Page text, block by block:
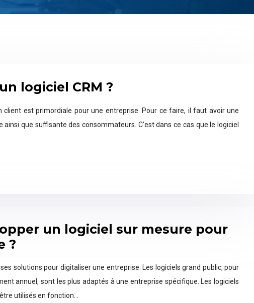
logiciel CRM ?
client est primordiale pour une entreprise. Pour ce faire, il faut avoir une
que suffisante des consommateurs. C’est dans ce cas que le logiciel
un logiciel sur mesure pour
?
solutions pour digitaliser une entreprise. Les logiciels grand public, pour
annuel, sont les plus adaptés à une entreprise spécifique. Les logiciels
utilisés en fonction…